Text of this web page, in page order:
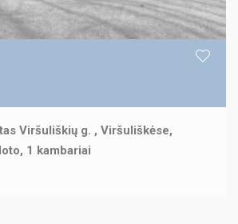
Viršuliškių g. , Viršuliškėse,
1 kambariai